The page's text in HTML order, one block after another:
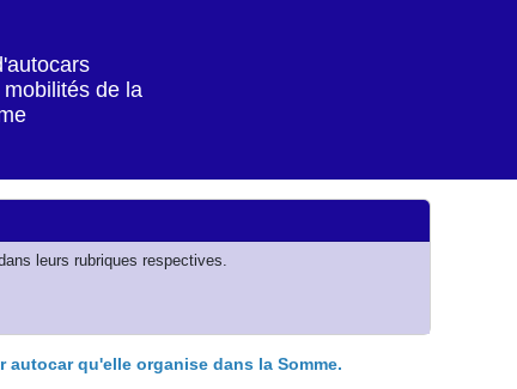
de la
leurs rubriques respectives.
qu'elle organise dans la Somme.